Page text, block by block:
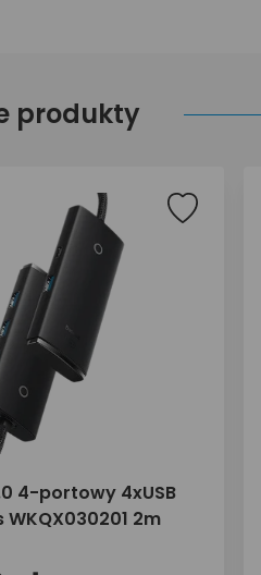
produkty
4-portowy 4xUSB
WKQX030201 2m